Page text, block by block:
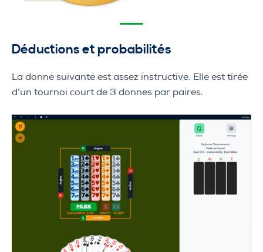
Déductions et probabilités
La donne suivante est assez instructive. Elle est tirée
d’un tournoi court de 3 donnes par paires.